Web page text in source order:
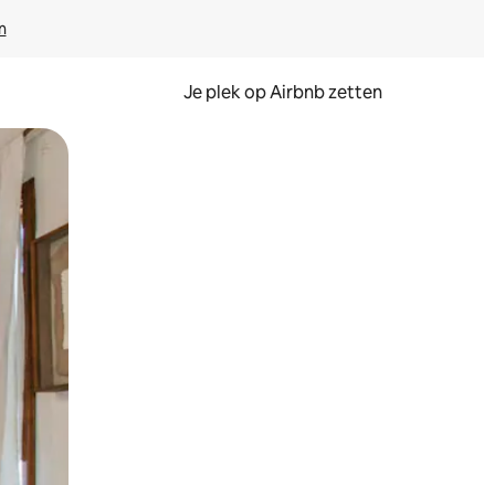
Je plek op Airbnb zetten
swipen.